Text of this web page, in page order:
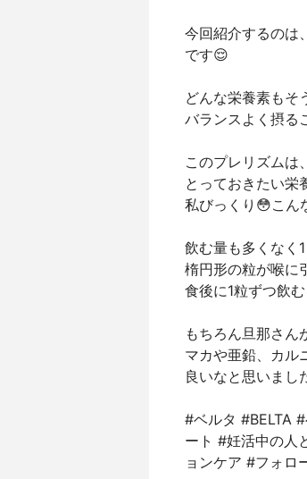
今回紹介するのは
です😌
どんな栄養素もそ
バランスよく摂る
このプレリズムは
とっておきたい栄
私びっくり😳こん
飲む量も多くなく1
楕円形の粒が喉に
食後に1粒ずつ飲
もちろん旦那さん
マカや亜鉛、カル
良いなと思いま
#ベルタ #BELTA
ート #妊活中の人
ョンケア #フォ